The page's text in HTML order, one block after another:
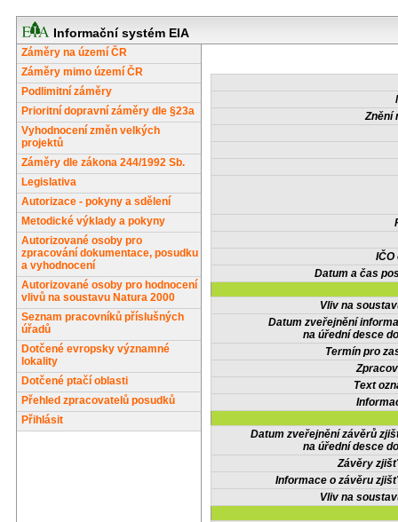
Informační systém EIA
Záměry na území ČR
Záměry mimo území ČR
Podlimitní záměry
Prioritní dopravní záměry dle §23a
Vyhodnocení změn velkých
projektů
Záměry dle zákona 244/1992 Sb.
Legislativa
Autorizace - pokyny a sdělení
Metodické výklady a pokyny
Autorizované osoby pro
zpracování dokumentace, posudku
a vyhodnocení
Autorizované osoby pro hodnocení
vlivů na soustavu Natura 2000
Seznam pracovníků příslušných
úřadů
Dotčené evropsky významné
lokality
Dotčené ptačí oblasti
Přehled zpracovatelů posudků
Přihlásit
Znění
IČO
Datum a čas
Vliv na
Datum zveřejnění
na úřední desce
Termín pro
Text
Datum zveřejnění závěrů
na úřední desce
Závěry
Informace o závěru
Vliv na